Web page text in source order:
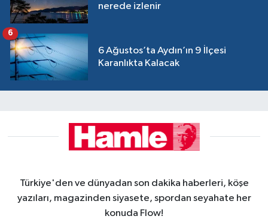
nerede izlenir
6 Ağustos’ta Aydın’ın 9 İlçesi
Karanlıkta Kalacak
6
Türkiye'den ve dünyadan son dakika haberleri, köşe
yazıları, magazinden siyasete, spordan seyahate her
konuda Flow!